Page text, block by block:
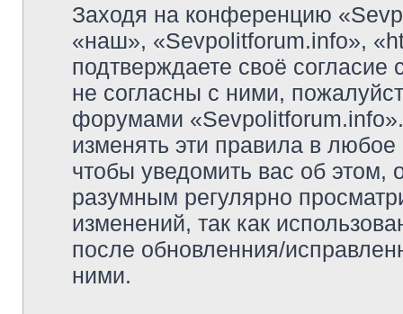
Заходя на конференцию
«наш», «Sevpolitforum.info»,
подтверждаете своё
не согласны с ними,
форумами
изменять эти правила в
чтобы уведомить вас об
разумным регулярно
изменений, так как
после обновленния/
ними.